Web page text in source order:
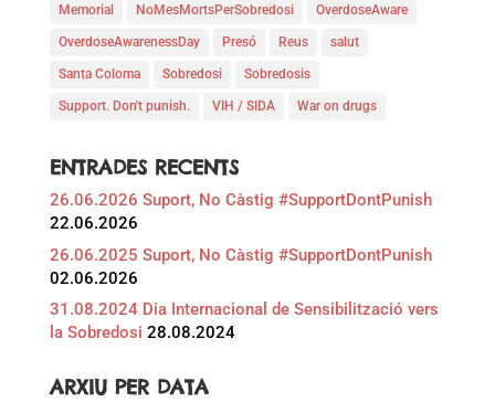
Memorial NoMesMortsPerSobredosi OverdoseAware
OverdoseAwarenessDay Presó Reus salut
Santa Coloma Sobredosi Sobredosis
Support. Don't punish. VIH / SIDA War on drugs
ENTRADES RECENTS
26.06.2026 Suport, No Càstig #SupportDontPunish
22.06.2026
26.06.2025 Suport, No Càstig #SupportDontPunish
02.06.2026
31.08.2024 Dia Internacional de Sensibilització vers
la Sobredosi 28.08.2024
ARXIU PER DATA